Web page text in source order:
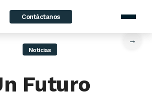
Contáctanos
Cambiante
Noticias
→
Futuro